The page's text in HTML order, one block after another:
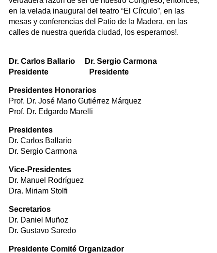
en la velada inaugural del teatro “El Círculo”, en las
mesas y conferencias del Patio de la Madera, en las
calles de nuestra querida ciudad, los esperamos!.
Dr. Carlos Ballario Dr. Sergio Carmona
Presidente
Presidente
Presidentes Honorarios
Prof. Dr. José Mario Gutiérrez Márquez
Prof. Dr. Edgardo Marelli
Presidentes
Dr. Carlos Ballario
Dr. Sergio Carmona
Vice-Presidentes
Dr. Manuel Rodríguez
Dra. Miriam Stolfi
Secretarios
Dr. Daniel Muñoz
Dr. Gustavo Saredo
Presidente Comité Organizador